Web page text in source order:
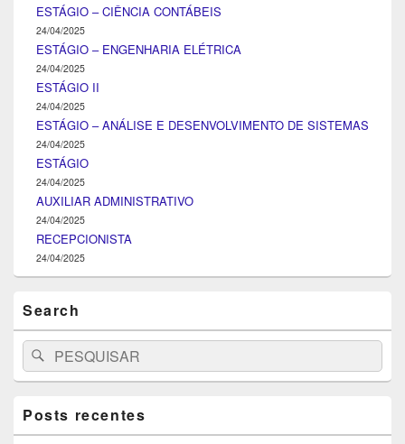
ESTÁGIO – CIÊNCIA CONTÁBEIS
24/04/2025
ESTÁGIO – ENGENHARIA ELÉTRICA
24/04/2025
ESTÁGIO II
24/04/2025
ESTÁGIO – ANÁLISE E DESENVOLVIMENTO DE SISTEMAS
24/04/2025
ESTÁGIO
24/04/2025
AUXILIAR ADMINISTRATIVO
24/04/2025
RECEPCIONISTA
24/04/2025
Search
Search
for:
Pesquisar
Posts recentes